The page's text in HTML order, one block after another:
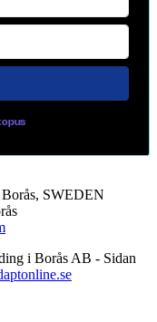
Borås, SWEDEN
i Borås AB - Sidan